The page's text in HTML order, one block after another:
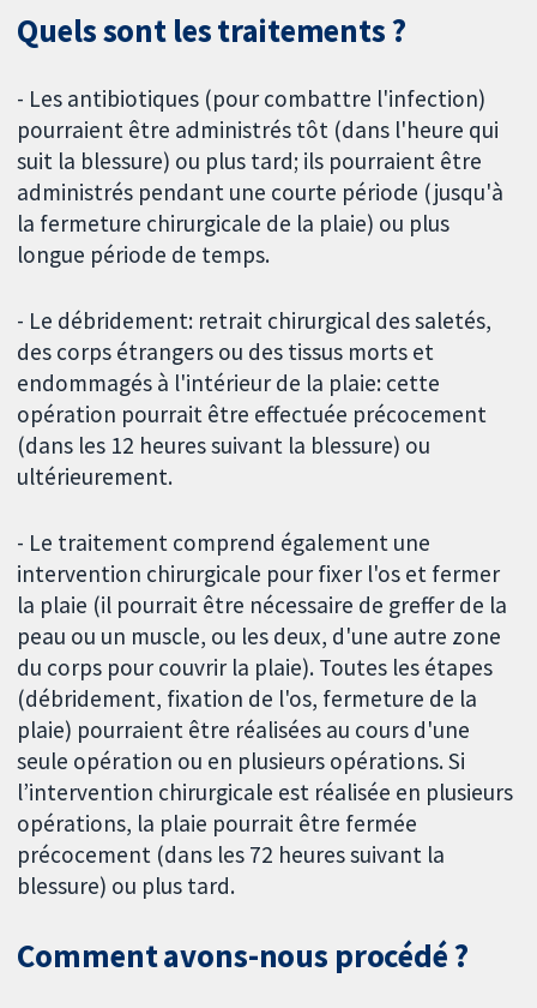
Quels sont les traitements ?
- Les antibiotiques (pour combattre l'infection)
pourraient être administrés tôt (dans l'heure qui
suit la blessure) ou plus tard; ils pourraient être
administrés pendant une courte période (jusqu'à
la fermeture chirurgicale de la plaie) ou plus
longue période de temps.
- Le débridement: retrait chirurgical des saletés,
des corps étrangers ou des tissus morts et
endommagés à l'intérieur de la plaie: cette
opération pourrait être effectuée précocement
(dans les 12 heures suivant la blessure) ou
ultérieurement.
- Le traitement comprend également une
intervention chirurgicale pour fixer l'os et fermer
la plaie (il pourrait être nécessaire de greffer de la
peau ou un muscle, ou les deux, d'une autre zone
du corps pour couvrir la plaie). Toutes les étapes
(débridement, fixation de l'os, fermeture de la
plaie) pourraient être réalisées au cours d'une
seule opération ou en plusieurs opérations. Si
l’intervention chirurgicale est réalisée en plusieurs
opérations, la plaie pourrait être fermée
précocement (dans les 72 heures suivant la
blessure) ou plus tard.
Comment avons-nous procédé ?